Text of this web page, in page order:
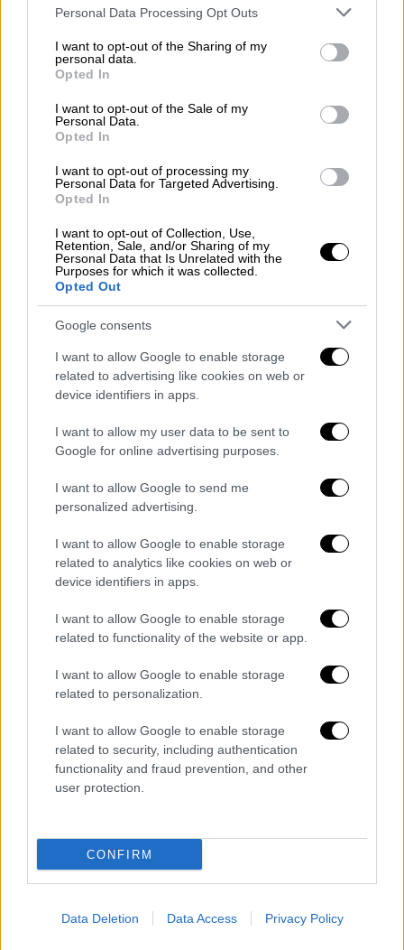
Please note that this website/app uses one or more Google
not limited to your visit or usage behaviour. You may click to
grant or deny consent to Google and its third-party tags to
use your data for below specified purposes in below Google
consent section.
Personal Data Processing Opt Outs
I want to opt-out of the Sharing of my
personal data.
Opted In
I want to opt-out of the Sale of my
Personal Data.
Opted In
I want to opt-out of processing my
Personal Data for Targeted Advertising.
Opted In
I want to opt-out of Collection, Use,
Retention, Sale, and/or Sharing of my
Personal Data that Is Unrelated with the
Purposes for which it was collected.
Opted Out
Google consents
I want to allow Google to enable storage
related to advertising like cookies on web or
device identifiers in apps.
I want to allow my user data to be sent to
Google for online advertising purposes.
I want to allow Google to send me
personalized advertising.
I want to allow Google to enable storage
related to analytics like cookies on web or
device identifiers in apps.
I want to allow Google to enable storage
related to functionality of the website or app.
I want to allow Google to enable storage
related to personalization.
I want to allow Google to enable storage
related to security, including authentication
functionality and fraud prevention, and other
user protection.
CONFIRM
Data Deletion Data Access Privacy Policy
να οδηγήσει και πολύ δύσκολα μπορεί να
διαβάσει, να παρακολουθήσει τηλεόραση ή
να διακρίνει πρόσωπα», εξηγεί η δρ. Ατάν
ΑΛΛΑ #TAGS
Παγκόσμιος Οργανισμός Υγείας
Μεγάλη Βρετανία
τρόφιμα
POPULAR VIDEOS
Ώρα Ελλάδος...|06.08.2026 10:06
Ώρα Ελλάδος 06/08/2026
Κεντρικό...| 05.08.2026 19:49
Κεντρικό δελτίο ειδήσεων 05/08/2026
Ώρα Ελλάδος...|05.08.2026 13:36
Ώρα Ελλάδος 05/08/2026